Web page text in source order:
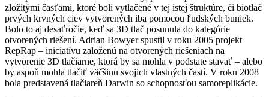
zložitými časťami, ktoré boli vytlačené v tej istej štruktúre, či biotlač
prvých krvných ciev vytvorených iba pomocou ľudských buniek.
Bolo to aj desaťročie, keď sa 3D tlač posunula do kategórie
otvorených riešení. Adrian Bowyer spustil v roku 2005 projekt
RepRap – iniciatívu založenú na otvorených riešeniach na
vytvorenie 3D tlačiarne, ktorá by sa mohla v podstate stavať – alebo
by aspoň mohla tlačiť väčšinu svojich vlastných častí. V roku 2008
bola predstavená tlačiareň Darwin so schopnosťou samoreplikácie.